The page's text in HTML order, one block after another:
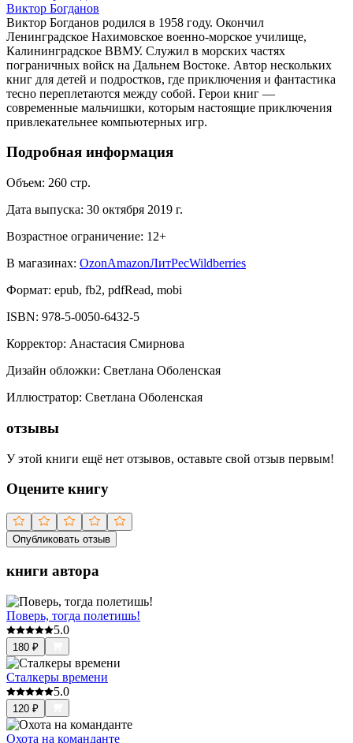
Виктор Богданов
Виктор Богданов родился в 1958 году. Окончил
Ленинградское Нахимовское военно-морское училище,
Калининградское ВВМУ. Служил в морских частях
пограничных войск на Дальнем Востоке. Автор нескольких
книг для детей и подростков, где приключения и фантастика
тесно переплетаются между собой. Герои книг —
современные мальчишки, которым настоящие приключения
привлекательнее компьютерных игр.
Подробная информация
Объем: 260 стр.
Дата выпуска: 30 октября 2019 г.
Возрастное ограничение: 12+
В магазинах: OzonAmazonЛитРесWildberries
Формат: epub, fb2, pdfRead, mobi
ISBN: 978-5-0050-6432-5
Корректор: Анастасия Смирнова
Дизайн обложки: Светлана Оболенская
Иллюстратор: Светлана Оболенская
отзывы
У этой книги ещё нет отзывов, оставьте свой отзыв первым!
Оцените книгу
Опубликовать отзыв
книги автора
Поверь, тогда полетишь!
5.0
180 ₽
Сталкеры времени
5.0
120 ₽
Охота на команданте